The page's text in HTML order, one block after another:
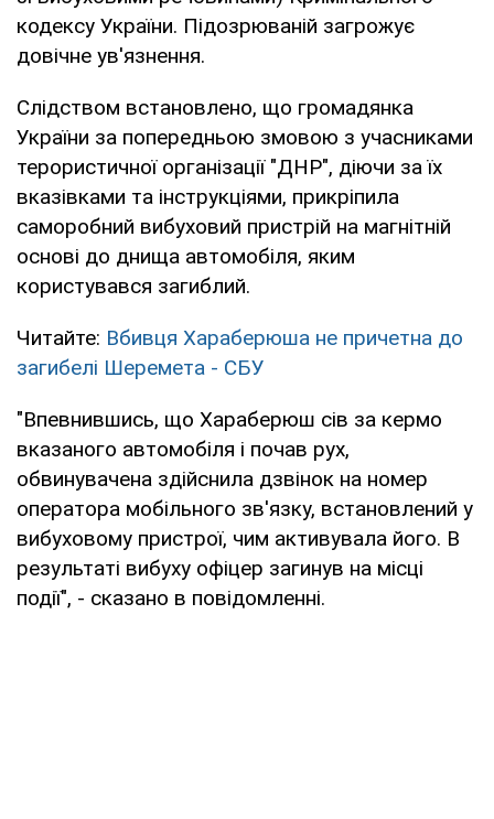
кодексу України. Підозрюваній загрожує
довічне ув'язнення.
Слідством встановлено, що громадянка
України за попередньою змовою з учасниками
терористичної організації "ДНР", діючи за їх
вказівками та інструкціями, прикріпила
саморобний вибуховий пристрій на магнітній
основі до днища автомобіля, яким
користувався загиблий.
Читайте: Вбивця Хараберюша не причетна до
загибелі Шеремета - СБУ
"Впевнившись, що Хараберюш сів за кермо
вказаного автомобіля і почав рух,
обвинувачена здійснила дзвінок на номер
оператора мобільного зв'язку, встановлений у
вибуховому пристрої, чим активувала його. В
результаті вибуху офіцер загинув на місці
події", - сказано в повідомленні.